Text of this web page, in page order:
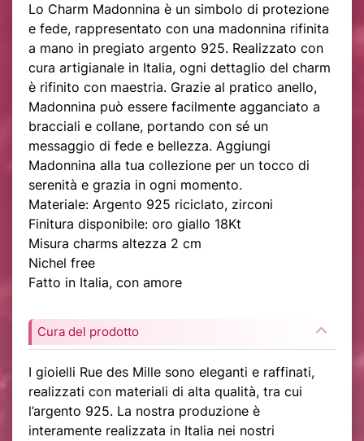
Lo Charm Madonnina è un simbolo di protezione
e fede, rappresentato con una madonnina rifinita
a mano in pregiato argento 925. Realizzato con
cura artigianale in Italia, ogni dettaglio del charm
è rifinito con maestria. Grazie al pratico anello,
Madonnina può essere facilmente agganciato a
bracciali e collane, portando con sé un
messaggio di fede e bellezza. Aggiungi
Madonnina alla tua collezione per un tocco di
serenità e grazia in ogni momento.
Materiale: Argento 925 riciclato, zirconi
Finitura disponibile: oro giallo 18Kt
Misura charms altezza 2 cm
Nichel free
Fatto in Italia, con amore
Cura del prodotto
I gioielli Rue des Mille sono eleganti e raffinati,
realizzati con materiali di alta qualità, tra cui
l’argento 925. La nostra produzione è
interamente realizzata in Italia nei nostri